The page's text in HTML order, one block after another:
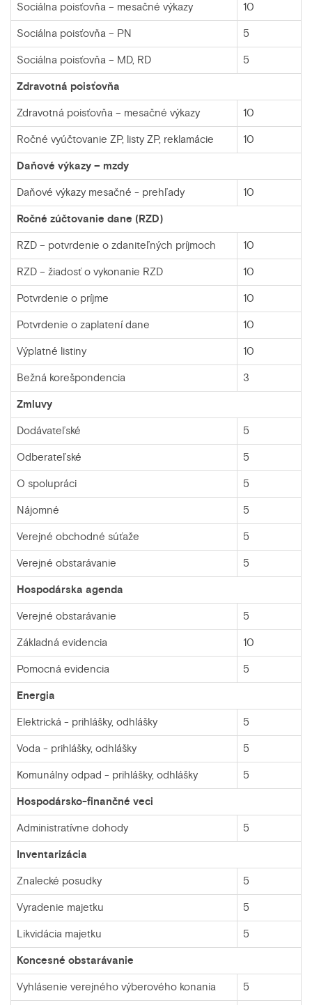
Sociálna poisťovňa – mesačné výkazy
10
Sociálna poisťovňa – PN
5
Sociálna poisťovňa – MD, RD
5
Zdravotná poisťovňa
Zdravotná poisťovňa – mesačné výkazy
10
Ročné vyúčtovanie ZP, listy ZP, reklamácie
10
Daňové výkazy – mzdy
Daňové výkazy mesačné - prehľady
10
Ročné zúčtovanie dane (RZD)
RZD – potvrdenie o zdaniteľných príjmoch
10
RZD – žiadosť o vykonanie RZD
10
Potvrdenie o príjme
10
Potvrdenie o zaplatení dane
10
Výplatné listiny
10
Bežná korešpondencia
3
Zmluvy
Dodávateľské
5
Odberateľské
5
O spolupráci
5
Nájomné
5
Verejné obchodné súťaže
5
Verejné obstarávanie
5
Hospodárska agenda
Verejné obstarávanie
5
Základná evidencia
10
Pomocná evidencia
5
Energia
Elektrická - prihlášky, odhlášky
5
Voda - prihlášky, odhlášky
5
Komunálny odpad - prihlášky, odhlášky
5
Hospodársko-finančné veci
Administratívne dohody
5
Inventarizácia
Znalecké posudky
5
Vyradenie majetku
5
Likvidácia majetku
5
Koncesné obstarávanie
Vyhlásenie verejného výberového konania
5